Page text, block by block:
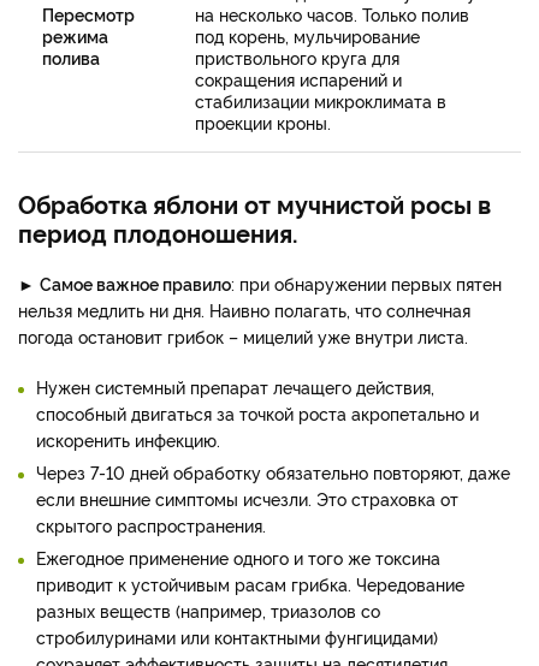
Пересмотр
режима
полива
на несколько часов. Только полив
под корень, мульчирование
приствольного круга для
сокращения испарений и
стабилизации микроклимата в
проекции кроны.
Обработка яблони от мучнистой росы в
период плодоношения.
► Самое важное правило: при обнаружении первых пятен
нельзя медлить ни дня. Наивно полагать, что солнечная
погода остановит грибок – мицелий уже внутри листа.
Нужен системный препарат лечащего действия,
способный двигаться за точкой роста акропетально и
искоренить инфекцию.
Через 7-10 дней обработку обязательно повторяют, даже
если внешние симптомы исчезли. Это страховка от
скрытого распространения.
Ежегодное применение одного и того же токсина
приводит к устойчивым расам грибка. Чередование
разных веществ (например, триазолов со
стробилуринами или контактными фунгицидами)